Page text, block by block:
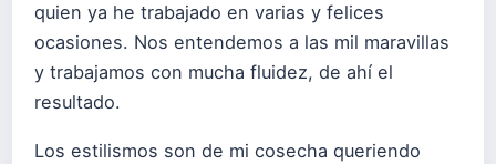
quien ya he trabajado en varias y felices
ocasiones. Nos entendemos a las mil maravillas
y trabajamos con mucha fluidez, de ahí el
resultado.
Los estilismos son de mi cosecha queriendo